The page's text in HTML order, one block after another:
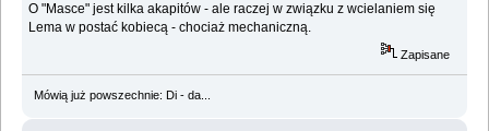
O "Masce" jest kilka akapitów - ale raczej w związku z wcielaniem się
Lema w postać kobiecą - chociaż mechaniczną.
Zapisane
Mówią już powszechnie: Di - da...